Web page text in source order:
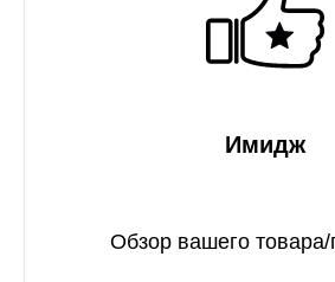
Имидж
Обзор вашего товара/